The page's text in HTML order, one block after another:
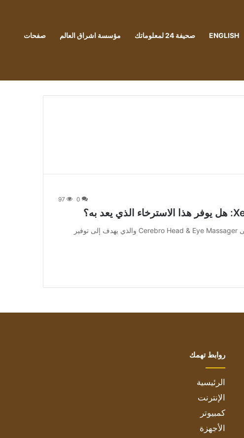
ENGLISH صحيفة 24 لمعلوماتك مؤسسة اشراق العالم صفحات
0
97
[ad_1] أطلقت شركة Xech جهاز تدليك جديد يسمى Cerebro Head & Eye Massager والذي يهدف إلى توفير
روابط تهمك
الرئيسية
الإنترنت
كمبيوتر
الأجهزة